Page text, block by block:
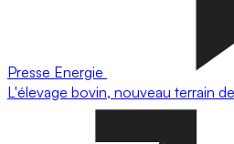
Presse Energie
L'élevage bovin, nouveau terrain